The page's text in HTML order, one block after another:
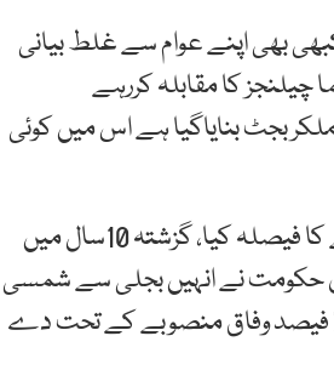
بھی اپنے عوام سے غلط بیانی
ہیں ۔ ہم 76سال سے ہمالیہ نما چیلنجز کا مقابلہ کررہے
بجٹ بنایاگیا ہے اس میں کوئی
وزیراعظم نے کہا کہ وفاق اوربلوچستان نے ملکر 28ہزار ٹیوب ویلز کنکشن کاٹنے کا فیصلہ کیا، گزشتہ 10سال میں
حکومت نے انہیں بجلی سے شمسی
توانائی پر منتقل کرنے کا فیصلہ کیا جس پر 55 ارب روپے کی لاگت آئے گی ، 70 فیصد وفاق منصوبے کے تحت دے